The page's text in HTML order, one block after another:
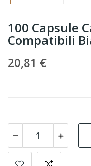
100 Capsule
Compatibili
20,81 €